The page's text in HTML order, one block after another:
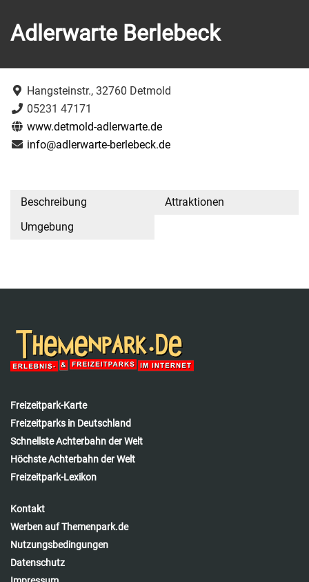
Adlerwarte Berlebeck
Hangsteinstr., 32760 Detmold
05231 47171
www.detmold-adlerwarte.de
info@adlerwarte-berlebeck.de
Beschreibung
Attraktionen
Umgebung
Freizeitpark-Karte
Freizeitparks in Deutschland
Schnellste Achterbahn der Welt
Höchste Achterbahn der Welt
Freizeitpark-Lexikon
Kontakt
Werben auf Themenpark.de
Nutzungsbedingungen
Datenschutz